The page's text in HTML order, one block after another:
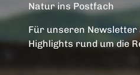
Natur ins Postfach
Für unseren Newsletter
Highlights rund um die